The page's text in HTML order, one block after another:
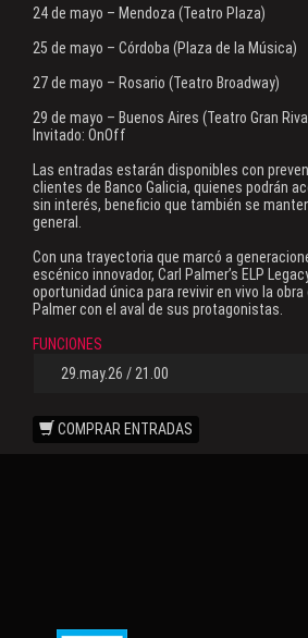
24 de mayo – Mendoza (Teatro Plaza)
25 de mayo – Córdoba (Plaza de la Música)
27 de mayo – Rosario (Teatro Broadway)
29 de mayo – Buenos Aires (Teatro Gran
Invitado: OnOff
Las entradas estarán disponibles con
clientes de Banco Galicia, quienes podrán
sin interés, beneficio que también se
general.
Con una trayectoria que marcó a
escénico innovador, Carl Palmer’s ELP
oportunidad única para revivir en vivo la obra
Palmer con el aval de sus protagonistas.
FUNCIONES
29.may.26 / 21.00
COMPRAR ENTRADAS